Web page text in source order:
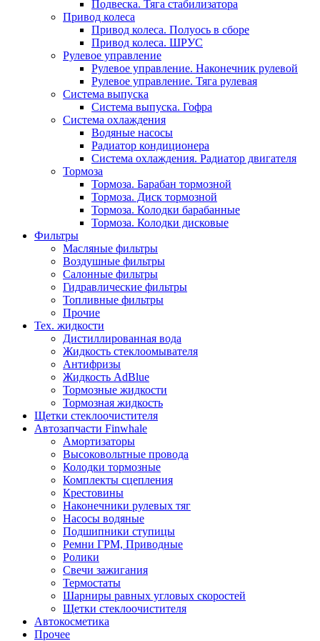
Подвеска. Тяга стабилизатора
Привод колеса
Привод колеса. Полуось в сборе
Привод колеса. ШРУС
Рулевое управление
Рулевое управление. Наконечник рулевой
Рулевое управление. Тяга рулевая
Система выпуска
Система выпуска. Гофра
Система охлаждения
Водяные насосы
Радиатор кондиционера
Система охлаждения. Радиатор двигателя
Тормоза
Тормоза. Барабан тормозной
Тормоза. Диск тормозной
Тормоза. Колодки барабанные
Тормоза. Колодки дисковые
Фильтры
Масляные фильтры
Воздушные фильтры
Салонные фильтры
Гидравлические фильтры
Топливные фильтры
Прочие
Тех. жидкости
Дистиллированная вода
Жидкость стеклоомывателя
Антифризы
Жидкость AdBlue
Тормозные жидкости
Тормозная жидкость
Щетки стеклоочистителя
Автозапчасти Finwhale
Амортизаторы
Высоковольтные провода
Колодки тормозные
Комплекты сцепления
Крестовины
Наконечники рулевых тяг
Насосы водяные
Подшипники ступицы
Ремни ГРМ, Приводные
Ролики
Свечи зажигания
Термостаты
Шарниры равных угловых скоростей
Щетки стеклоочистителя
Автокосметика
Прочее